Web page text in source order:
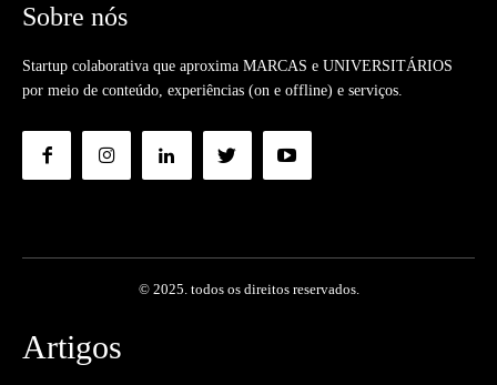
Sobre nós
Startup colaborativa que aproxima MARCAS e UNIVERSITÁRIOS
por meio de conteúdo, experiências (on e offline) e serviços.
© 2025. todos os direitos reservados.
Artigos